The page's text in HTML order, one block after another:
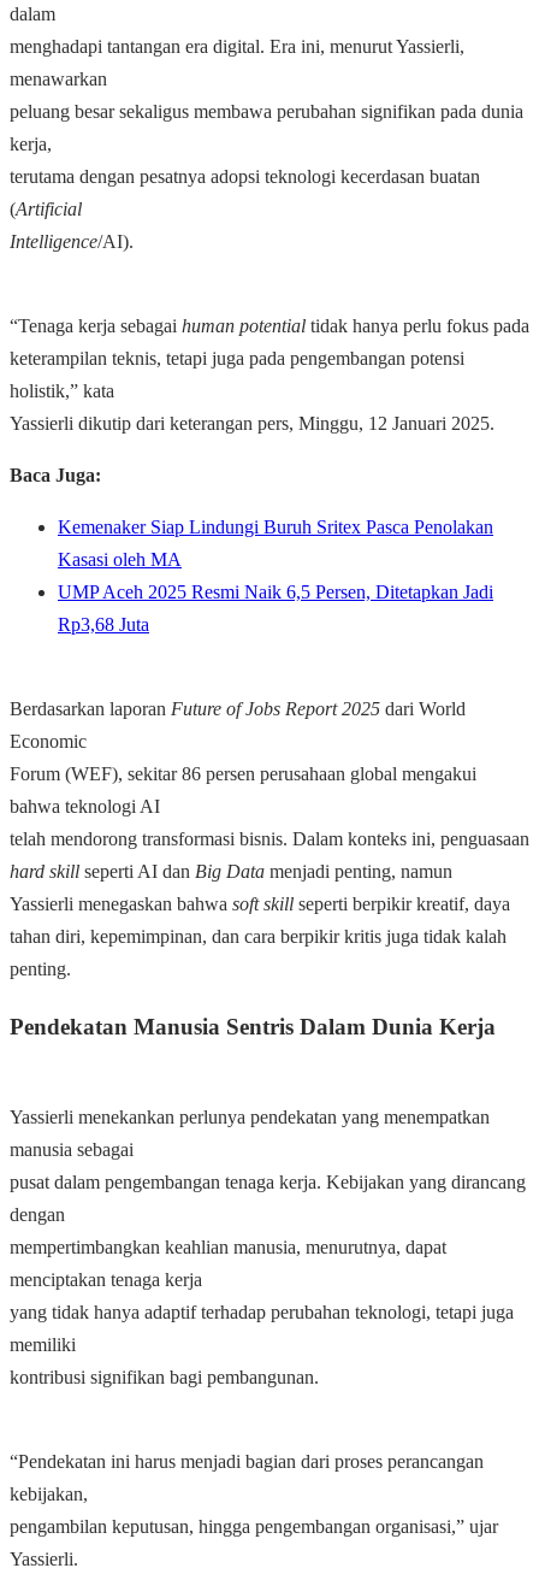
dalam
menghadapi tantangan era digital. Era ini, menurut Yassierli,
menawarkan
peluang besar sekaligus membawa perubahan signifikan pada dunia
kerja,
terutama dengan pesatnya adopsi teknologi kecerdasan buatan
(Artificial
Intelligence/AI).
“Tenaga kerja sebagai human potential tidak hanya perlu fokus pada
keterampilan teknis, tetapi juga pada pengembangan potensi
holistik,” kata
Yassierli dikutip dari keterangan pers, Minggu, 12 Januari 2025.
Baca Juga:
Kemenaker Siap Lindungi Buruh Sritex Pasca Penolakan
Kasasi oleh MA
UMP Aceh 2025 Resmi Naik 6,5 Persen, Ditetapkan Jadi
Rp3,68 Juta
Berdasarkan laporan Future of Jobs Report 2025 dari World
Economic
Forum (WEF), sekitar 86 persen perusahaan global mengakui
bahwa teknologi AI
telah mendorong transformasi bisnis. Dalam konteks ini, penguasaan
hard skill seperti AI dan Big Data menjadi penting, namun
Yassierli menegaskan bahwa soft skill seperti berpikir kreatif, daya
tahan diri, kepemimpinan, dan cara berpikir kritis juga tidak kalah
penting.
Pendekatan Manusia Sentris Dalam Dunia Kerja
Yassierli menekankan perlunya pendekatan yang menempatkan
manusia sebagai
pusat dalam pengembangan tenaga kerja. Kebijakan yang dirancang
dengan
mempertimbangkan keahlian manusia, menurutnya, dapat
menciptakan tenaga kerja
yang tidak hanya adaptif terhadap perubahan teknologi, tetapi juga
memiliki
kontribusi signifikan bagi pembangunan.
“Pendekatan ini harus menjadi bagian dari proses perancangan
kebijakan,
pengambilan keputusan, hingga pengembangan organisasi,” ujar
Yassierli.